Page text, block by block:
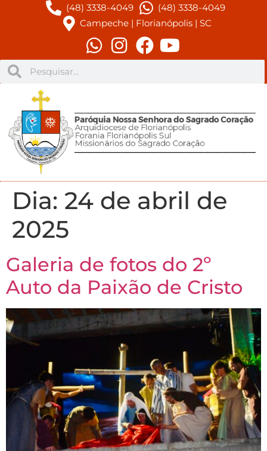
(48) 3338-4049
(48) 3338-4049
Campeche | Florianópolis | SC
Dia: 24 de abril de
2025
Galeria de fotos do 2º
Auto da Paixão de Cristo